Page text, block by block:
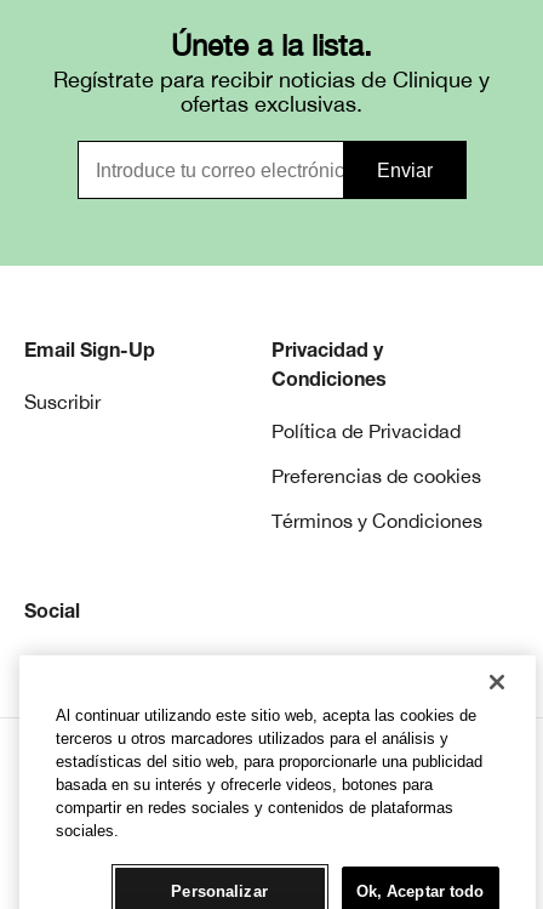
Únete a la lista.
Regístrate para recibir noticias de Clinique y
ofertas exclusivas.
Email Sign-Up
Suscribir
Privacidad y
Condiciones
Política de Privacidad
Preferencias de cookies
Términos y Condiciones
Social
Instagram
© Clinique Laboratories, llc. todos los derechos
Al continuar utilizando este sitio web, acepta las cookies de
terceros u otros marcadores utilizados para el análisis y
estadísticas del sitio web, para proporcionarle una publicidad
basada en su interés y ofrecerle videos, botones para
compartir en redes sociales y contenidos de plataformas
sociales.
Personalizar Ok, Aceptar todo